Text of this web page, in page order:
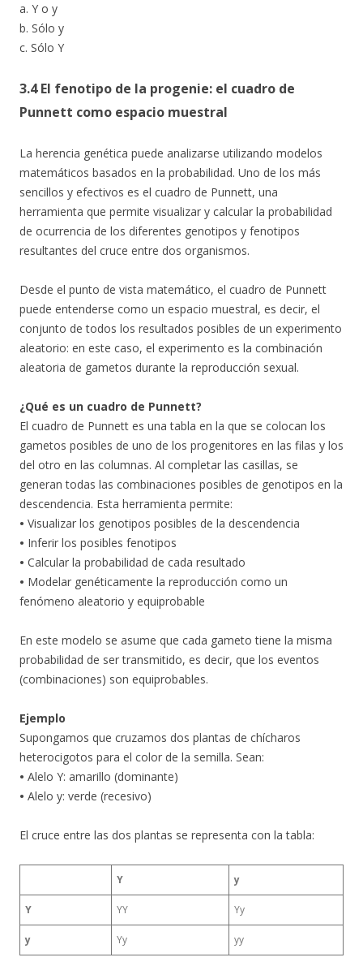
a. Y o y
b. Sólo y
c. Sólo Y
3.4 El fenotipo de la progenie: el cuadro de
Punnett como espacio muestral
La herencia genética puede analizarse utilizando modelos
matemáticos basados en la probabilidad. Uno de los más
sencillos y efectivos es el cuadro de Punnett, una
herramienta que permite visualizar y calcular la probabilidad
de ocurrencia de los diferentes genotipos y fenotipos
resultantes del cruce entre dos organismos.
Desde el punto de vista matemático, el cuadro de Punnett
puede entenderse como un espacio muestral, es decir, el
conjunto de todos los resultados posibles de un experimento
aleatorio: en este caso, el experimento es la combinación
aleatoria de gametos durante la reproducción sexual.
¿Qué es un cuadro de Punnett?
El cuadro de Punnett es una tabla en la que se colocan los
gametos posibles de uno de los progenitores en las filas y los
del otro en las columnas. Al completar las casillas, se
generan todas las combinaciones posibles de genotipos en la
descendencia. Esta herramienta permite:
• Visualizar los genotipos posibles de la descendencia
• Inferir los posibles fenotipos
• Calcular la probabilidad de cada resultado
• Modelar genéticamente la reproducción como un
fenómeno aleatorio y equiprobable
En este modelo se asume que cada gameto tiene la misma
probabilidad de ser transmitido, es decir, que los eventos
(combinaciones) son equiprobables.
Ejemplo
Supongamos que cruzamos dos plantas de chícharos
heterocigotos para el color de la semilla. Sean:
• Alelo Y: amarillo (dominante)
• Alelo y: verde (recesivo)
El cruce entre las dos plantas se representa con la tabla:
Y y
Y YY Yy
y Yy yy